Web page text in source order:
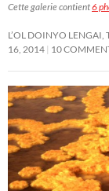
Cette galerie contient6
L’OL DOINYO
16, 2014 10